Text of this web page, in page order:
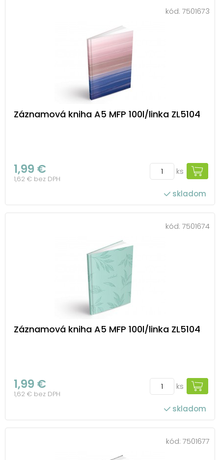
kód: 7501673
Záznamová kniha A5 MFP 100l/linka ZL5104
1,99 €
1,62 € bez DPH
ks
skladom
kód: 7501674
Záznamová kniha A5 MFP 100l/linka ZL5104
1,99 €
1,62 € bez DPH
ks
skladom
kód: 7501677